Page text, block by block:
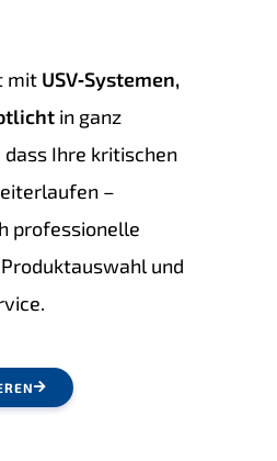
mit USV‑Systemen,
in ganz
Ihre kritischen
–
professionelle
und